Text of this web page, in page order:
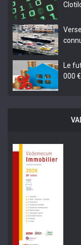
Le
000 €